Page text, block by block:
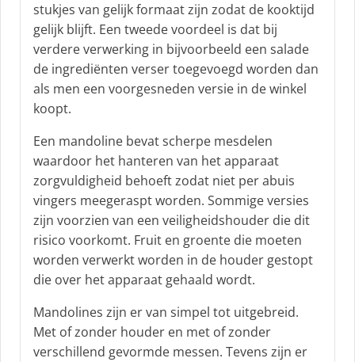
stukjes van gelijk formaat zijn zodat de kooktijd
gelijk blijft. Een tweede voordeel is dat bij
verdere verwerking in bijvoorbeeld een salade
de ingrediënten verser toegevoegd worden dan
als men een voorgesneden versie in de winkel
koopt.
Een mandoline bevat scherpe mesdelen
waardoor het hanteren van het apparaat
zorgvuldigheid behoeft zodat niet per abuis
vingers meegeraspt worden. Sommige versies
zijn voorzien van een veiligheidshouder die dit
risico voorkomt. Fruit en groente die moeten
worden verwerkt worden in de houder gestopt
die over het apparaat gehaald wordt.
Mandolines zijn er van simpel tot uitgebreid.
Met of zonder houder en met of zonder
verschillend gevormde messen. Tevens zijn er